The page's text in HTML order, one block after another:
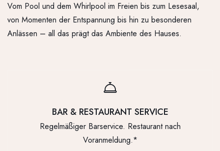
Vom Pool und dem Whirlpool im Freien bis zum Lesesaal,
von Momenten der Entspannung bis hin zu besonderen
Anlässen – all das prägt das Ambiente des Hauses.
BAR & RESTAURANT SERVICE
Regelmäßiger Barservice. Restaurant nach
Voranmeldung.*